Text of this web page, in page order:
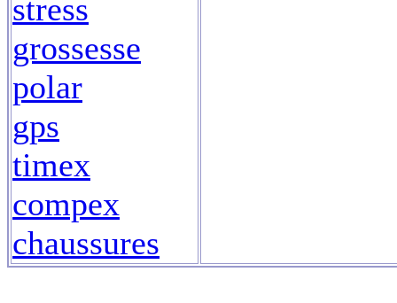
stress
grossesse
polar
gps
timex
compex
chaussures